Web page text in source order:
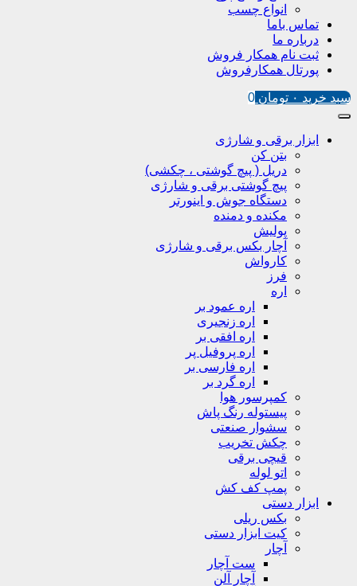
انواع چسب
تماس باما
درباره ما
ثبت نام همکار فروش
پورتال همکارفروش
سبد خرید ۰ تومان 0
ابزار برقی و شارژی
بتن کن
دریل ( پیچ گوشتی ، چکشی)
پیچ گوشتی برقی و شارژی
دستگاه جوش و اینورتر
مکنده و دمنده
پولیش
آچار بکس برقی و شارژی
کارواش
فرز
اره
اره عمود بر
اره زنجیری
اره افقی بر
اره پروفیل پر
اره فارسی بر
اره گرد بر
کمپرسور هوا
پیستوله رنگ پاش
سشوار صنعتی
چکش تخریب
قیچی برقی
اتو لوله
پمپ کف کش
ابزار دستی
بکس ریلی
کیت ابزار دستی
آچار
ست آچار
آچار آلن